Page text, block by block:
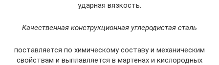
ударная вязкость.
Качественная конструкционная углеродистая сталь
поставляется по химическому составу и механическим
свойствам и выплавляется в мартенах и кислородных